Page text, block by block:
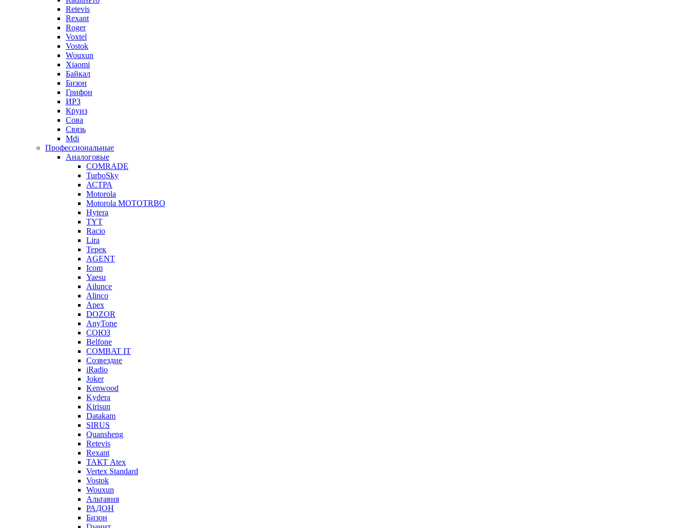
Retevis
Rexant
Roger
Voxtel
Vostok
Wouxun
Xiaomi
Байкал
Бизон
Грифон
ИРЗ
Круиз
Сова
Связь
Mdi
Профессиональные
Аналоговые
COMRADE
TurboSky
АСТРА
Motorola
Motorola MOTOTRBO
Hytera
TYT
Racio
Lira
Терек
AGENT
Icom
Yaesu
Ailunce
Alinco
Apex
DOZOR
AnyTone
СОЮЗ
Belfone
COMBAT IT
Созвездие
iRadio
Joker
Kenwood
Kydera
Kirisun
Datakam
SIRUS
Quansheng
Retevis
Rexant
ТАКТ Atex
Vertex Standard
Vostok
Wouxun
Альтавия
РАДОН
Бизон